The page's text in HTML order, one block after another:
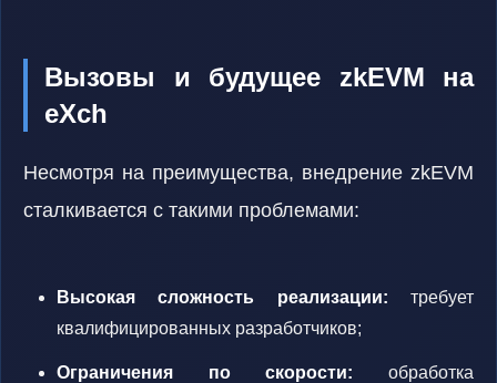
Вызовы и будущее zkEVM на
eXch
Несмотря на преимущества, внедрение zkEVM
сталкивается с такими проблемами:
Высокая сложность реализации: требует
квалифицированных разработчиков;
Ограничения по скорости: обработка